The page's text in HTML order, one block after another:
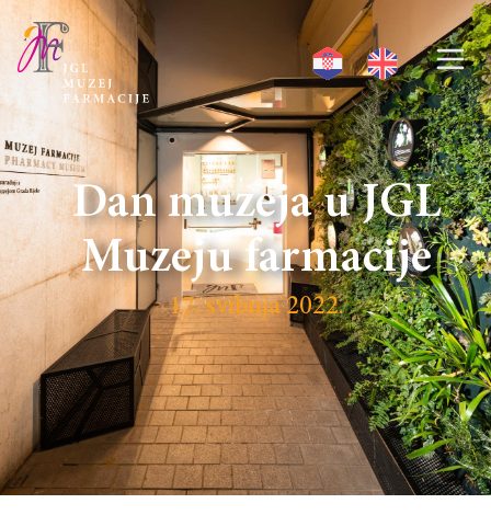
Dan muzeja u JGL
Muzeju farmacije
17. svibnja 2022.